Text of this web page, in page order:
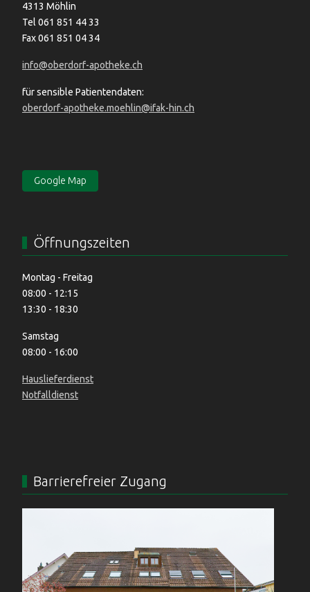
4313 Möhlin
Tel 061 851 44 33
Fax 061 851 04 34
info@oberdorf-apotheke.ch
für sensible Patientendaten:
oberdorf-apotheke.moehlin@ifak-hin.ch
Google Map
Öffnungszeiten
Montag - Freitag
08:00 - 12:15
13:30 - 18:30
Samstag
08:00 - 16:00
Hauslieferdienst
Notfalldienst
Barrierefreier Zugang